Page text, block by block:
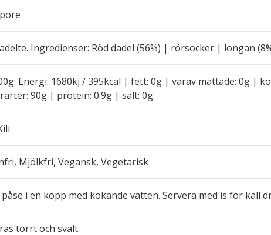
Ingredienser: Röd dadel (56%) | rörsocker | longan
Energi: 1680kj / 395kcal | fett: 0g | varav mättade: 0g |
90g | protein: 0.9g | salt: 0g.
Mjölkfri, Vegansk, Vegetarisk
påse i en kopp med kokande vatten. Servera med is för kall
torrt och svalt.